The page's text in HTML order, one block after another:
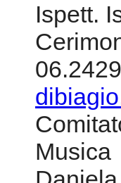
Ispett.
Musica